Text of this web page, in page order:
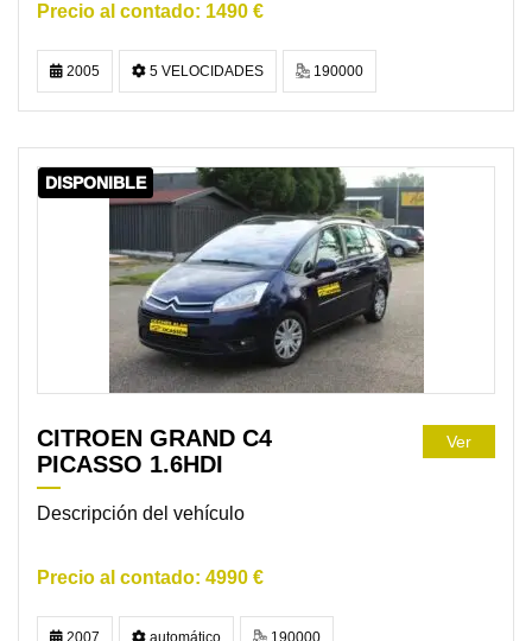
1490 €
2005 5 VELOCIDADES 190000
DISPONIBLE
CITROEN GRAND C4
PICASSO 1.6HDI
Descripción del vehículo
4990 €
Ver
2007 automático 190000